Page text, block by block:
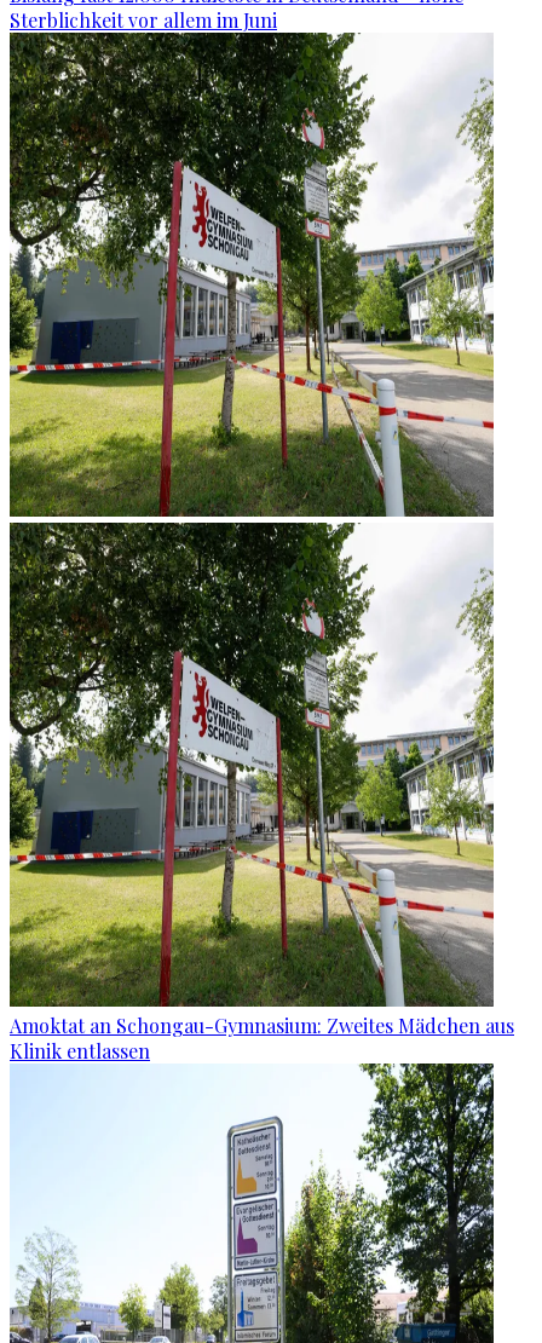
Sterblichkeit vor allem im Juni
Amoktat an Schongau-Gymnasium: Zweites Mädchen aus
Klinik entlassen